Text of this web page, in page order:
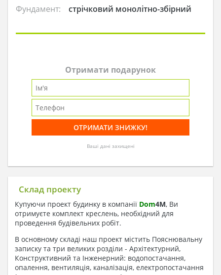
Фундамент:
стрічковий монолітно-збірний
Отримати подарунок
Ваші дані захищені
Склад проекту
Купуючи проект будинку в компанії Dom4M, Ви
отримуєте комплект креслень, необхідний для
проведення будівельних робіт.
В основному складі наш проект містить Пояснювальну
записку та три великих розділи - Архітектурний,
Конструктивний та Інженерний: водопостачання,
опалення, вентиляція, каналізація, електропостачання